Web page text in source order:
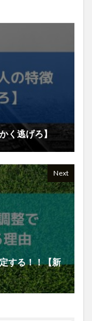
く逃げろ】
Next
する！！【新